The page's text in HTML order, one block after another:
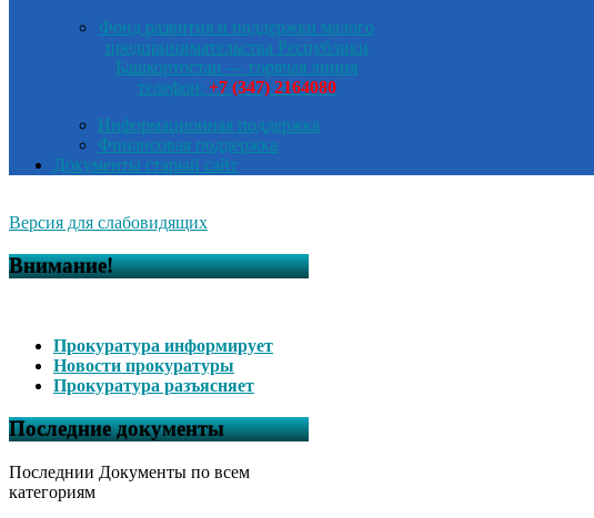
Фонд развития и поддержки малого
предпринимательства Республики
Башкортостан — горячая линия
телефон: +7 (347) 2164080
Информационная поддержка
Финансовая поддержка
Документы старый сайт
Версия для слабовидящих
Внимание!
Прокуратура информирует
Новости прокуратуры
Прокуратура разъясняет
Последние документы
Последнии Документы по всем
категориям